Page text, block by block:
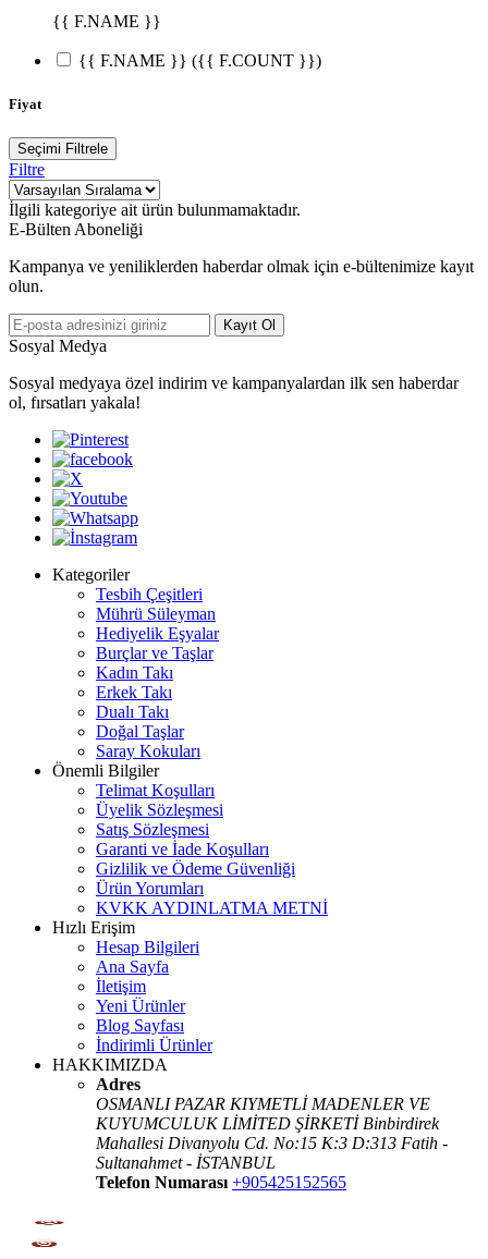
{{ F.NAME }}
{{ F.NAME }} ({{ F.COUNT }})
Fiyat
Seçimi Filtrele
Filtre
İlgili kategoriye ait ürün bulunmamaktadır.
E-Bülten Aboneliği
Kampanya ve yeniliklerden haberdar olmak için e-bültenimize kayıt
olun.
Kayıt Ol
Sosyal Medya
Sosyal medyaya özel indirim ve kampanyalardan ilk sen haberdar
ol, fırsatları yakala!
Kategoriler
Tesbih Çeşitleri
Mührü Süleyman
Hediyelik Eşyalar
Burçlar ve Taşlar
Kadın Takı
Erkek Takı
Dualı Takı
Doğal Taşlar
Saray Kokuları
Önemli Bilgiler
Telimat Koşulları
Üyelik Sözleşmesi
Satış Sözleşmesi
Garanti ve İade Koşulları
Gizlilik ve Ödeme Güvenliği
Ürün Yorumları
KVKK AYDINLATMA METNİ
Hızlı Erişim
Hesap Bilgileri
Ana Sayfa
İletişim
Yeni Ürünler
Blog Sayfası
İndirimli Ürünler
HAKKIMIZDA
Adres
OSMANLI PAZAR KIYMETLİ MADENLER VE
KUYUMCULUK LİMİTED ŞİRKETİ Binbirdirek
Mahallesi Divanyolu Cd. No:15 K:3 D:313 Fatih -
Sultanahmet - İSTANBUL
Telefon Numarası +905425152565